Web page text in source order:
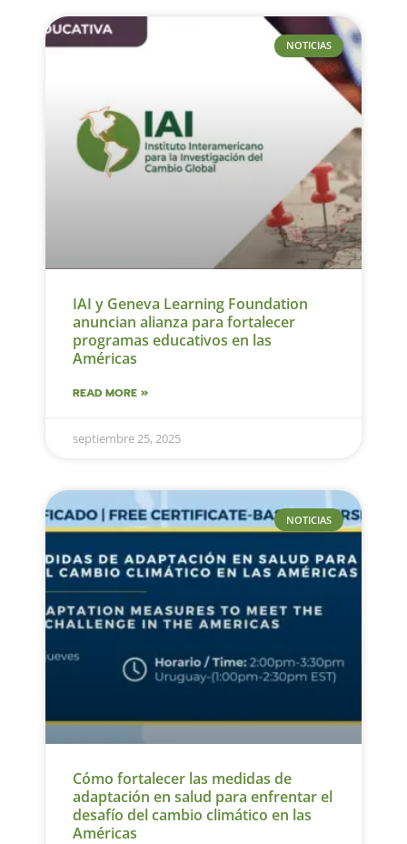
NOTICIAS
IAI y Geneva Learning Foundation
anuncian alianza para fortalecer
programas educativos en las
Américas
READ MORE »
septiembre 25, 2025
NOTICIAS
Cómo fortalecer las medidas de
adaptación en salud para enfrentar el
desafío del cambio climático en las
Américas